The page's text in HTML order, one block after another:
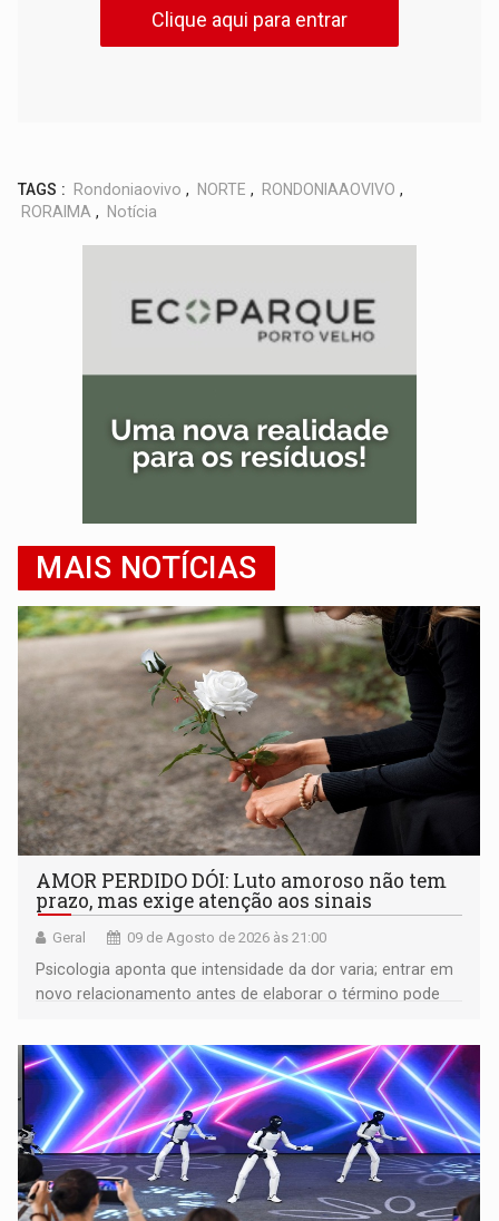
Clique aqui para entrar
TAGS : Rondoniaovivo , NORTE , RONDONIAAOVIVO ,
RORAIMA , Notícia
MAIS NOTÍCIAS
AMOR PERDIDO DÓI: Luto amoroso não tem
prazo, mas exige atenção aos sinais
Geral 09 de Agosto de 2026 às 21:00
Psicologia aponta que intensidade da dor varia; entrar em
novo relacionamento antes de elaborar o término pode